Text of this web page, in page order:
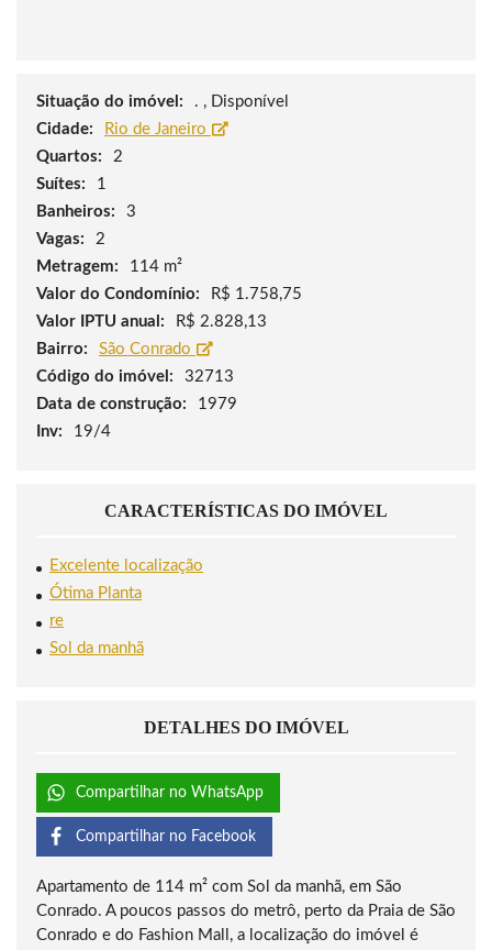
Situação do imóvel:
. , Disponível
Cidade:
Rio de Janeiro
Quartos:
2
Suítes:
1
Banheiros:
3
Vagas:
2
Metragem:
114 m²
Valor do Condomínio:
R$ 1.758,75
Valor IPTU anual:
R$ 2.828,13
Bairro:
São Conrado
Código do imóvel:
32713
Data de construção:
1979
Inv:
19/4
CARACTERÍSTICAS DO IMÓVEL
Excelente localização
Ótima Planta
re
Sol da manhã
DETALHES DO IMÓVEL
Compartilhar no WhatsApp
Compartilhar no Facebook
Apartamento de 114 m² com Sol da manhã, em São
Conrado. A poucos passos do metrô, perto da Praia de São
Conrado e do Fashion Mall, a localização do imóvel é